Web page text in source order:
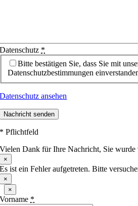
Datenschutz *
Bitte bestätigen Sie, dass Sie mit
Datenschutzbestimmungen
Datenschutz ansehen
Nachricht senden
* Pflichtfeld
Vielen Dank für Ihre Nachricht, Sie wurde
×
Es ist ein Fehler aufgetreten. Bitte
×
×
Vorname *